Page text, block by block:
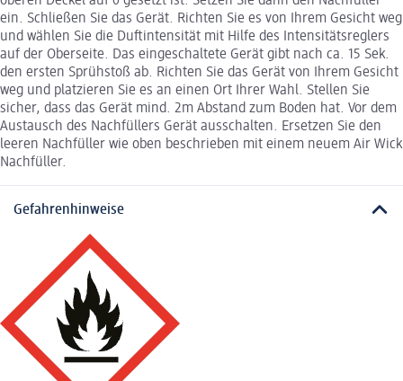
ein. Schließen Sie das Gerät. Richten Sie es von Ihrem Gesicht weg
und wählen Sie die Duftintensität mit Hilfe des Intensitätsreglers
auf der Oberseite. Das eingeschaltete Gerät gibt nach ca. 15 Sek.
den ersten Sprühstoß ab. Richten Sie das Gerät von Ihrem Gesicht
weg und platzieren Sie es an einen Ort Ihrer Wahl. Stellen Sie
sicher, dass das Gerät mind. 2m Abstand zum Boden hat. Vor dem
Austausch des Nachfüllers Gerät ausschalten. Ersetzen Sie den
leeren Nachfüller wie oben beschrieben mit einem neuem Air Wick
Nachfüller.
Gefahrenhinweise